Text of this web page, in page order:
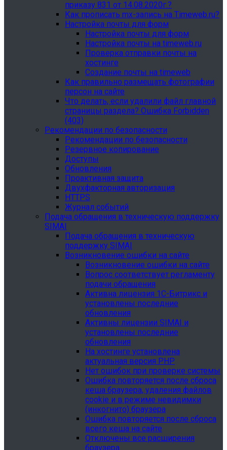
приказу 831 от 14.08.2020г.?
Как прописать mx-запись на Timeweb.ru?
Настройка почты для форм
Настройка почты для форм
Настройка почты на timeweb.ru
Проверка отправки почты на
хостинге
Создание почты на timeweb
Как правильно размещать фотографии
персон на сайте
Что делать, если удалили файл главной
страницы раздела? Ошибка Forbidden
(403)
Рекомендации по безопасности
Рекомендации по безопасности
Резервное копирование
Доступы
Обновления
Проактивная защита
Двухфакторная авторизация
HTTPS
Журнал событий
Подача обращения в техническую поддержку
SIMAI
Подача обращения в техническую
поддержку SIMAI
Возникновение ошибки на сайте
Возникновение ошибки на сайте
Вопрос соответствует регламенту
подачи обращения
Активна лицензия 1С-Битрикс и
установлены последние
обновления
Активны лицензии SIMAI и
установлены последние
обновления
На хостинге установлена
актуальная версия PHP
Нет ошибок при проверке системы
Ошибка повторяется после сброса
кеша браузера, удаления файлов
cookie и в режиме невидимки
(инкогнито) браузера
Ошибка повторяется после сброса
всего кеша на сайте
Отключены все расширения
браузера